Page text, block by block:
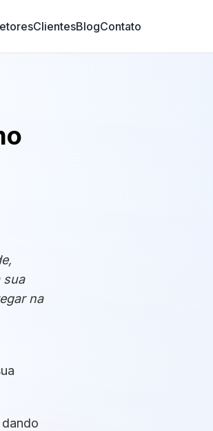
ClientesBlogContato
sua
na